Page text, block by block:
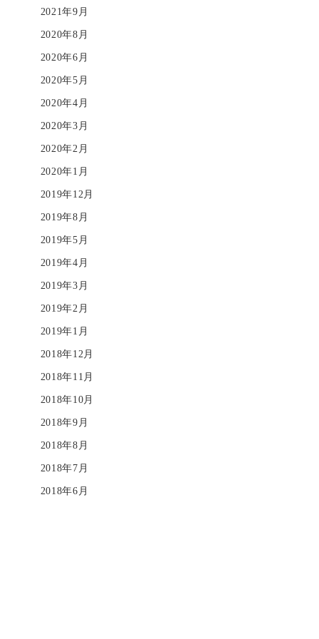
2021年9月
2020年8月
2020年6月
2020年5月
2020年4月
2020年3月
2020年2月
2020年1月
2019年12月
2019年8月
2019年5月
2019年4月
2019年3月
2019年2月
2019年1月
2018年12月
2018年11月
2018年10月
2018年9月
2018年8月
2018年7月
2018年6月